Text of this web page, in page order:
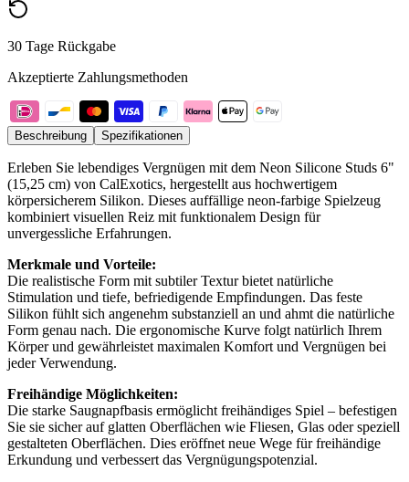
30 Tage Rückgabe
Akzeptierte Zahlungsmethoden
Beschreibung Spezifikationen
Erleben Sie lebendiges Vergnügen mit dem Neon Silicone Studs 6"
(15,25 cm) von CalExotics, hergestellt aus hochwertigem
körpersicherem Silikon. Dieses auffällige neon-farbige Spielzeug
kombiniert visuellen Reiz mit funktionalem Design für
unvergessliche Erfahrungen.
Merkmale und Vorteile:
Die realistische Form mit subtiler Textur bietet natürliche
Stimulation und tiefe, befriedigende Empfindungen. Das feste
Silikon fühlt sich angenehm substanziell an und ahmt die natürliche
Form genau nach. Die ergonomische Kurve folgt natürlich Ihrem
Körper und gewährleistet maximalen Komfort und Vergnügen bei
jeder Verwendung.
Freihändige Möglichkeiten:
Die starke Saugnapfbasis ermöglicht freihändiges Spiel – befestigen
Sie sie sicher auf glatten Oberflächen wie Fliesen, Glas oder speziell
gestalteten Oberflächen. Dies eröffnet neue Wege für freihändige
Erkundung und verbessert das Vergnügungspotenzial.